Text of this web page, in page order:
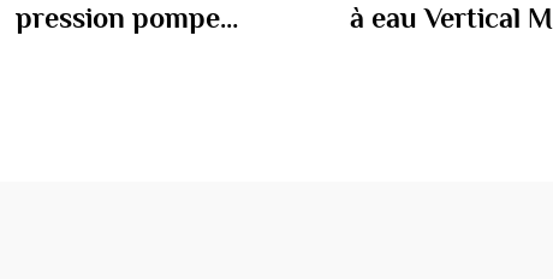
pression pompe
à eau Vertical